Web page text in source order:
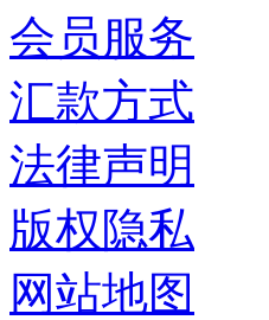
会员服务
汇款方式
法律声明
版权隐私
网站地图